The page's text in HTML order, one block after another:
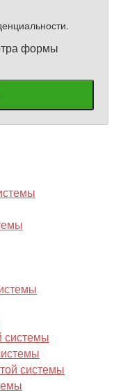
формы
системы
системы